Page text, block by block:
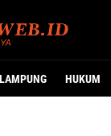
LAMPUNG HUKUM